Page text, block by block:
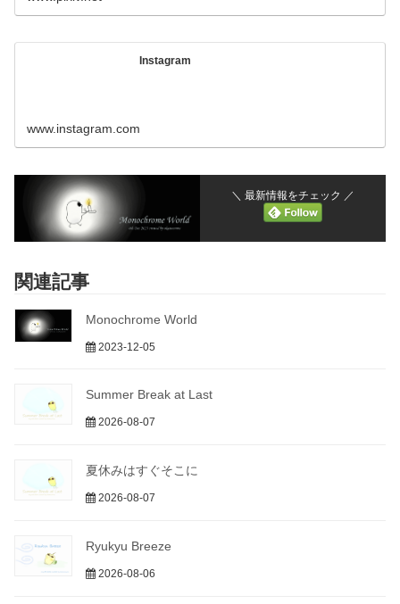
Instagram
www.instagram.com
＼ 最新情報をチェック ／
関連記事
Monochrome World
2023-12-05
Summer Break at Last
2026-08-07
夏休みはすぐそこに
2026-08-07
Ryukyu Breeze
2026-08-06